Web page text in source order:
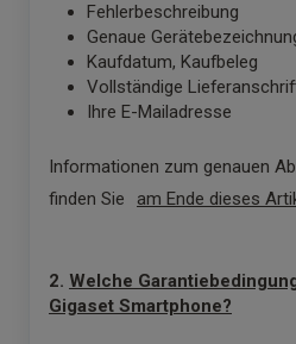
Fehlerbeschreibung
Genaue
Kaufdatum, Kaufbeleg
Vollständige
Ihre E-Mailadresse
Informationen zum genauen
finden Sie
am Ende dieses
2. Welche
Gigaset Smartphone?